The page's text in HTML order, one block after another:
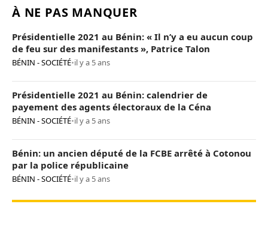
À NE PAS MANQUER
Présidentielle 2021 au Bénin: « Il n’y a eu aucun coup
de feu sur des manifestants », Patrice Talon
BÉNIN - SOCIÉTÉ•il y a 5 ans
Présidentielle 2021 au Bénin: calendrier de
payement des agents électoraux de la Céna
BÉNIN - SOCIÉTÉ•il y a 5 ans
Bénin: un ancien député de la FCBE arrêté à Cotonou
par la police républicaine
BÉNIN - SOCIÉTÉ•il y a 5 ans